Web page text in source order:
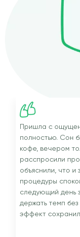
Пришла с
полностью. Сон
кофе, вечером
расспросили
объяснили, что и
процедуры
следующий день
держать темп
эффект